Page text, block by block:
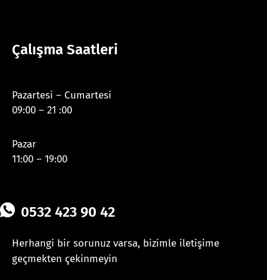
Çalışma Saatleri
Pazartesi – Cumartesi
09:00 – 21 :00
Pazar
11:00 – 19:00
0532 423 90 42
Herhangi bir sorunuz varsa, bizimle iletişime
geçmekten çekinmeyin